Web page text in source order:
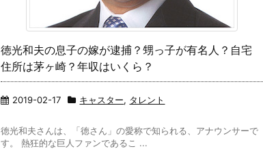
徳光和夫の息子の嫁が逮捕？甥っ子が有名人？自宅
住所は茅ヶ崎？年収はいくら？
2019-02-17 キャスター, タレント
徳光和夫さんは、「徳さん」の愛称で知られる、アナウンサーで
す。 熱狂的な巨人ファンであるこ ...